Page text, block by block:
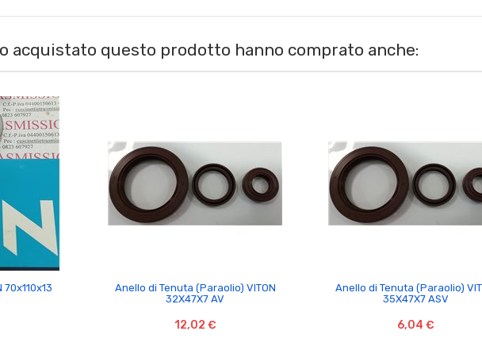
acquistato questo prodotto hanno comprato anche:

Anello di Tenuta (Paraolio) VITON
32X47X7 AV
12,02 €

Anello di Tenuta (Paraolio)
35X47X7 ASV
6,04 €